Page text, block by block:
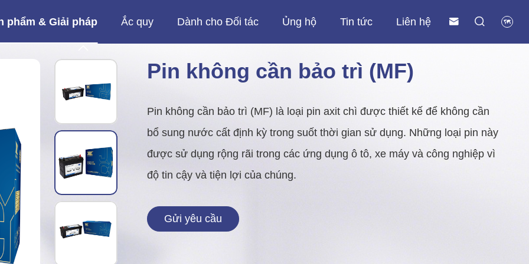
phẩm & Giải pháp Ắc quy Dành cho Đối tác Ủng hộ Tin tức Liên hệ   
Pin không cần bảo trì (MF)
Pin không cần bảo trì (MF) là loại pin axit chì được thiết kế để không cần
bổ sung nước cất định kỳ trong suốt thời gian sử dụng. Những loại pin này
được sử dụng rộng rãi trong các ứng dụng ô tô, xe máy và công nghiệp vì
độ tin cậy và tiện lợi của chúng.
Gửi yêu cầu